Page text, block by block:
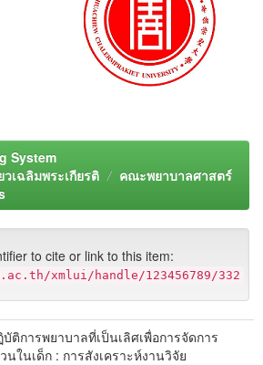
System
เฉลิมพระเกียรติ
คณะพยาบาลศาสตร์
to cite or link to this item:
xmlui/handle/123456789/332
ติการพยาบาลที่เป็นเลิศเพื่อการจัดการ
นในเด็ก : การสังเคราะห์งานวิจัย